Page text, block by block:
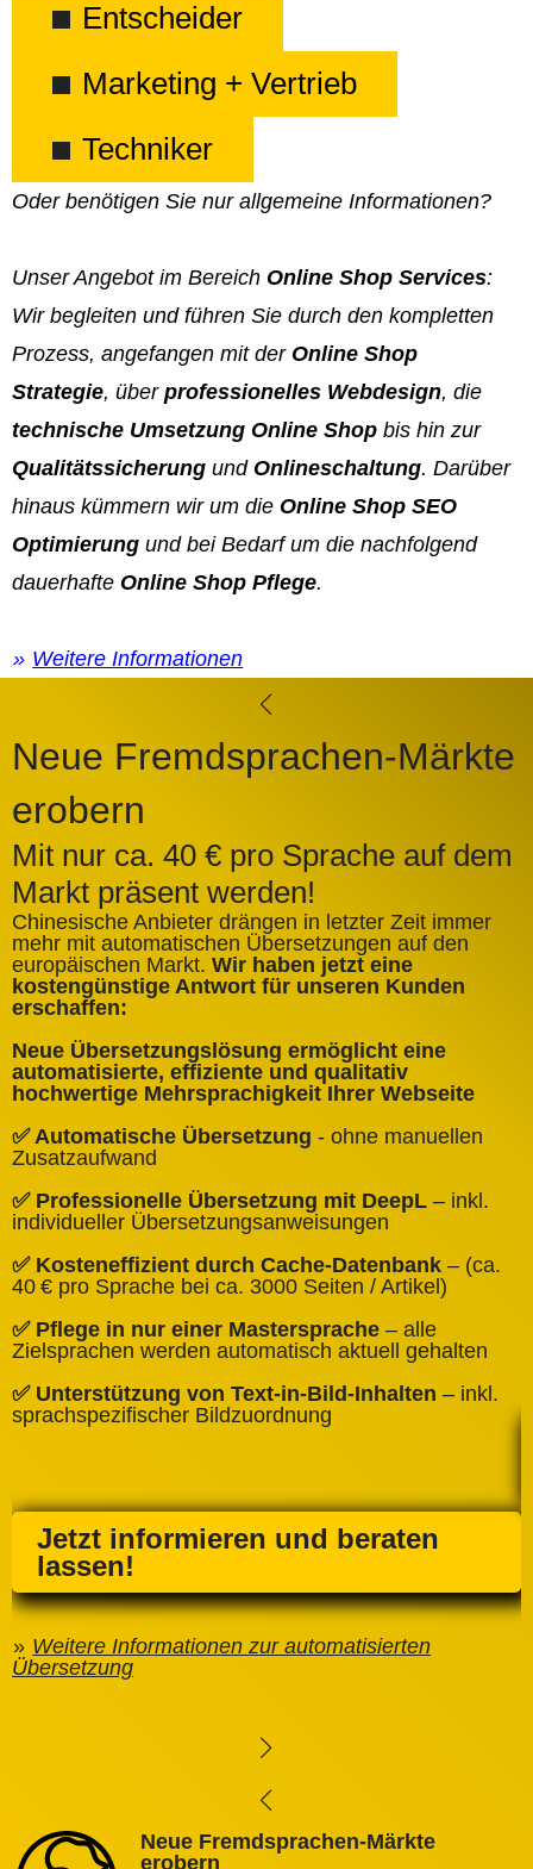
Entscheider
Marketing + Vertrieb
Techniker
Oder benötigen Sie nur allgemeine Informationen?
Unser Angebot im Bereich Online Shop Services:
Wir begleiten und führen Sie durch den kompletten
Prozess, angefangen mit der Online Shop
Strategie, überprofessionelles Webdesign, die
technische Umsetzung Online Shop bis hin zur
Qualitätssicherung und Onlineschaltung. Darüber
hinaus kümmern wir um die Online Shop SEO
Optimierung und bei Bedarf um die nachfolgend
dauerhafte Online Shop Pflege.
Weitere Informationen
Neue Fremdsprachen-Märkte
erobern
Mit nur ca. 40 € pro Sprache auf dem
Markt präsent werden!
Chinesische Anbieter drängen in letzter Zeit immer
mehr mit automatischen Übersetzungen auf den
europäischen Markt. Wir haben jetzt eine
kostengünstige Antwort für unseren Kunden
erschaffen:
Neue Übersetzungslösung ermöglicht eine
automatisierte, effiziente und qualitativ
hochwertige Mehrsprachigkeit Ihrer Webseite
✅ Automatische Übersetzung - ohne manuellen
Zusatzaufwand
✅ Professionelle Übersetzung mit DeepL – inkl.
individueller Übersetzungsanweisungen
✅ Kosteneffizient durch Cache‑Datenbank – (ca.
40 € pro Sprache bei ca. 3000 Seiten / Artikel)
✅ Pflege in nur einer Mastersprache – alle
Zielsprachen werden automatisch aktuell gehalten
✅ Unterstützung von Text‑in‑Bild‑Inhalten – inkl.
sprachspezifischer Bildzuordnung
Jetzt informieren und beraten
lassen!
Weitere Informationen zur automatisierten
Übersetzung
Neue Fremdsprachen-Märkte
erobern